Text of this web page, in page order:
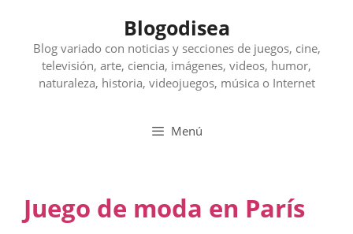
contenido
Blogodisea
Blog variado con noticias y secciones de juegos, cine,
televisión, arte, ciencia, imágenes, videos, humor,
naturaleza, historia, videojuegos, música o Internet
Menú
Juego de moda en París